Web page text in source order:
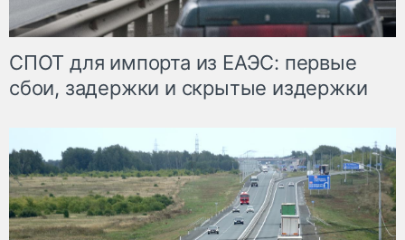
СПОТ для импорта из ЕАЭС: первые
сбои, задержки и скрытые издержки